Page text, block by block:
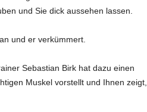
und Sie dick aussehen lassen.
und er verkümmert.
Sebastian Birk hat dazu einen
Muskel vorstellt und Ihnen zeigt,